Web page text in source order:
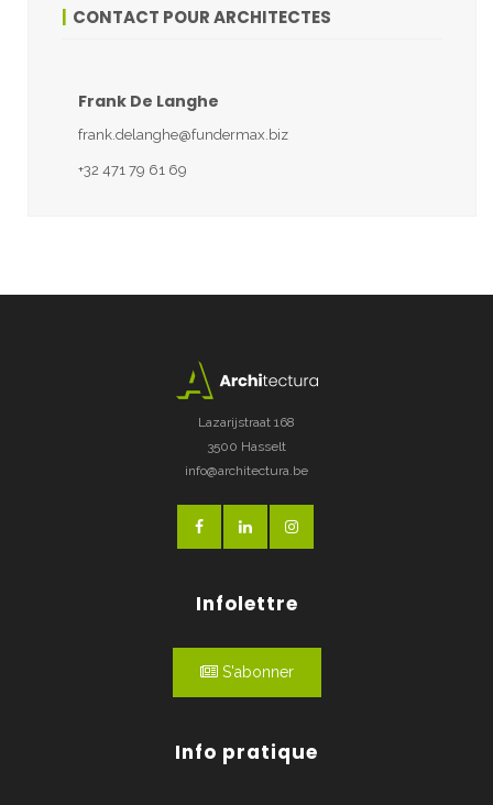
CONTACT POUR ARCHITECTES
Frank De Langhe
frank.delanghe@fundermax.biz
+32 471 79 61 69
Lazarijstraat 168
3500 Hasselt
info@architectura.be
Infolettre
S'abonner
Info pratique